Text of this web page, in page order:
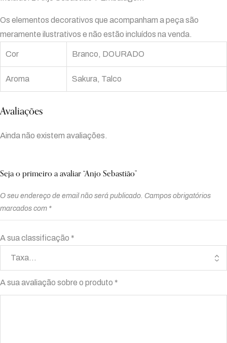
Os elementos decorativos que acompanham a peça são
meramente ilustrativos e não estão incluídos na venda.
Cor Branco, DOURADO
Aroma Sakura, Talco
Avaliações
Ainda não existem avaliações.
Seja o primeiro a avaliar “Anjo Sebastião”
O seu endereço de email não será publicado. Campos obrigatórios
marcados com *
A sua classificação *
A sua avaliação sobre o produto *